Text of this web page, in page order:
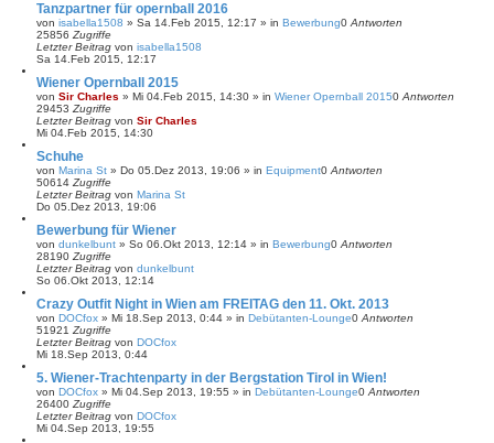
Tanzpartner für opernball 2016
von isabella1508 » Sa 14.Feb 2015, 12:17 » in Bewerbung0 Antworten
25856 Zugriffe
Letzter Beitrag von isabella1508
Sa 14.Feb 2015, 12:17
Wiener Opernball 2015
von Sir Charles » Mi 04.Feb 2015, 14:30 » in Wiener Opernball 20150 Antworten
29453 Zugriffe
Letzter Beitrag von Sir Charles
Mi 04.Feb 2015, 14:30
Schuhe
von Marina St » Do 05.Dez 2013, 19:06 » in Equipment0 Antworten
50614 Zugriffe
Letzter Beitrag von Marina St
Do 05.Dez 2013, 19:06
Bewerbung für Wiener
von dunkelbunt » So 06.Okt 2013, 12:14 » in Bewerbung0 Antworten
28190 Zugriffe
Letzter Beitrag von dunkelbunt
So 06.Okt 2013, 12:14
Crazy Outfit Night in Wien am FREITAG den 11. Okt. 2013
von DOCfox » Mi 18.Sep 2013, 0:44 » in Debütanten-Lounge0 Antworten
51921 Zugriffe
Letzter Beitrag von DOCfox
Mi 18.Sep 2013, 0:44
5. Wiener-Trachtenparty in der Bergstation Tirol in Wien!
von DOCfox » Mi 04.Sep 2013, 19:55 » in Debütanten-Lounge0 Antworten
26400 Zugriffe
Letzter Beitrag von DOCfox
Mi 04.Sep 2013, 19:55